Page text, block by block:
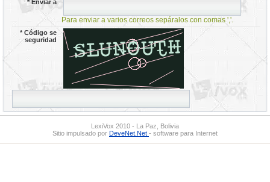
*Enviar a
Para enviar a varios correos sepáralos con comas ','.
*Código se
seguridad
LexiVox 2010 - La Paz, Bolivia
Sitio impulsado por DeveNet.Net - software para Internet